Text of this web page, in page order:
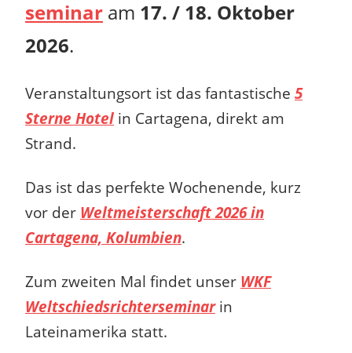
seminar am 17. / 18. Oktober
2026.
Veranstaltungsort ist das fantastische 5
Sterne Hotel in Cartagena, direkt am
Strand.
Das ist das perfekte Wochenende, kurz
vor der Weltmeisterschaft 2026 in
Cartagena, Kolumbien.
Zum zweiten Mal findet unser WKF
Weltschiedsrichterseminarin
Lateinamerika statt.